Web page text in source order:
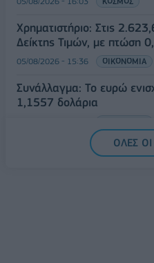
Χρηματιστήριο: Στις
Δείκτης Τιμών, με πτώση
05/08/2026 - 15:36 ΟΙΚΟΝΟΜΙΑ
Συνάλλαγμα: Το ευρώ
1,1557 δολάρια
ΟΛΕΣ ΟΙ